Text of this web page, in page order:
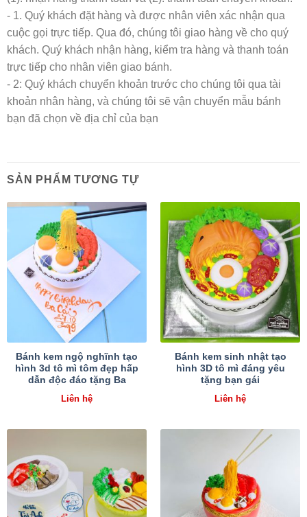
- 1. Quý khách đặt hàng và được nhân viên xác nhận qua
cuộc gọi trực tiếp. Qua đó, chúng tôi giao hàng về cho quý
khách. Quý khách nhận hàng, kiểm tra hàng và thanh toán
trực tiếp cho nhân viên giao bánh.
- 2: Quý khách chuyển khoản trước cho chúng tôi qua tài
khoản nhân hàng, và chúng tôi sẽ vận chuyển mẫu bánh
bạn đã chọn về địa chỉ của bạn
SẢN PHẨM TƯƠNG TỰ
Bánh kem ngộ nghĩnh tạo
hình 3d tô mì tôm đẹp hấp
dẫn độc đáo tặng Ba
Liên hệ
Bánh kem sinh nhật tạo
hình 3D tô mì đáng yêu
tặng bạn gái
Liên hệ